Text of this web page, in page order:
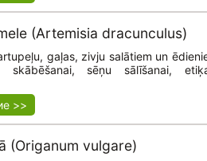
(Artemisia dracunculus)
gaļas, zivju salātiem un
sēņu sālīšanai,
>>
(Origanum vulgare)